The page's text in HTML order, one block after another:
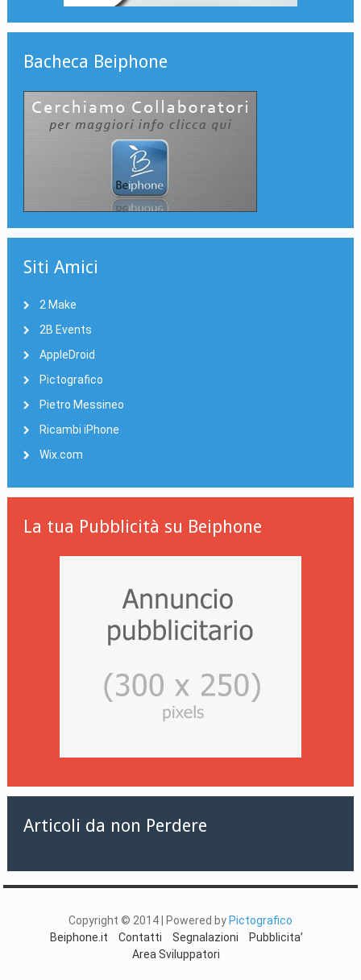
Bacheca Beiphone
Siti Amici
2 Make
2B Events
AppleDroid
Pictografico
Pietro Messineo
Ricambi iPhone
Wix.com
La tua Pubblicità su Beiphone
Articoli da non Perdere
Copyright © 2014 | Powered by Pictografico
Beiphone.it
Contatti Segnalazioni
Pubblicita’
Area Sviluppatori